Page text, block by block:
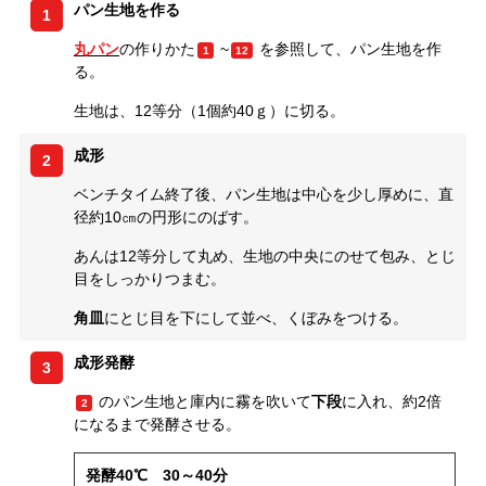
1 パン生地を作る
丸パンの作りかた 1 ~ 12
を参照して、パン生地を作
る。
生地は、12等分（1個約40ｇ）に切る。
2 成形
ベンチタイム終了後、パン生地は中心を少し厚めに、直
径約10㎝の円形にのばす。
あんは12等分して丸め、生地の中央にのせて包み、とじ
目をしっかりつまむ。
角皿にとじ目を下にして並べ、くぼみをつける。
3 成形発酵
2 のパン生地と庫内に霧を吹いて下段に入れ、約2倍
になるまで発酵させる。
発酵40℃ 30～40分